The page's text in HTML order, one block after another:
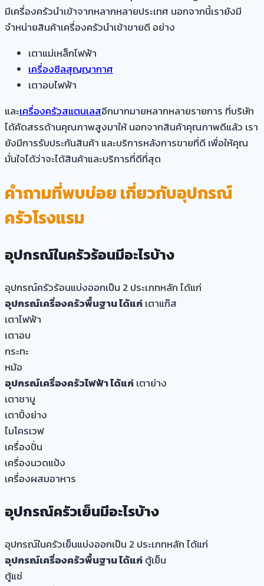
มีเครื่องครัวนำเข้าจากหลากหลายประเทศ นอกจากนี้เรายังมี
จำหน่ายสินค้าเครื่องครัวนำเข้าขายดี อย่าง
เตาแม่เหล็กไฟฟ้า
เครื่องซีลสุญญากาศ
เตาอบไฟฟ้า
และเครื่องครัวสแตนเลสอีกมากมายหลากหลายรายการ ที่บริษัท
ได้คัดสรรด้านคุณภาพสูงมาให้ นอกจากสินค้าคุณภาพดีแล้ว เรา
ยังมีการรับประกันสินค้า และบริการหลังการขายที่ดี เพื่อให้คุณ
มั่นใจได้ว่าจะได้สินค้าและบริการที่ดีที่สุด
คำถามที่พบบ่อย เกี่ยวกับอุปกรณ์
ครัวโรงแรม
อุปกรณ์ในครัวร้อนมีอะไรบ้าง
อุปกรณ์ครัวร้อนแบ่งออกเป็น 2 ประเภทหลัก ได้แก่
อุปกรณ์เครื่องครัวพื้นฐาน ได้แก่เตาแก๊ส
เตาไฟฟ้า
เตาอบ
กระทะ
หม้อ
อุปกรณ์เครื่องครัวไฟฟ้า ได้แก่เตาย่าง
เตาชาบู
เตาปิ้งย่าง
ไมโครเวฟ
เครื่องปั่น
เครื่องนวดแป้ง
เครื่องผสมอาหาร
อุปกรณ์ครัวเย็นมีอะไรบ้าง
อุปกรณ์ในครัวเย็นแบ่งออกเป็น 2 ประเภทหลัก ได้แก่
อุปกรณ์เครื่องครัวพื้นฐาน ได้แก่ตู้เย็น
ตู้แช่